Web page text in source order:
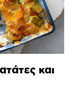
και